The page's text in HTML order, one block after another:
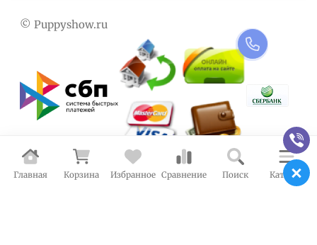
Главная Корзина Избранное Сравнение Поиск Каталог
© Puppyshow.ru